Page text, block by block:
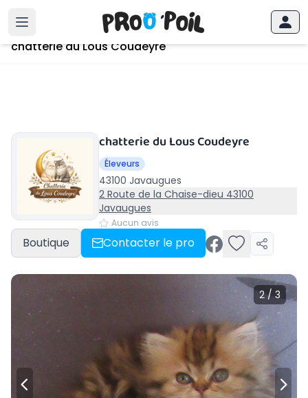
Accueil ›
chatterie du Lous Coudeyre
chatterie du Lous Coudeyre
Éleveurs
43100 Javaugues
2 Route de la Chaise-dieu 43100
Javaugues
Aucun avis
Boutique Contacter le pro
2 / 3